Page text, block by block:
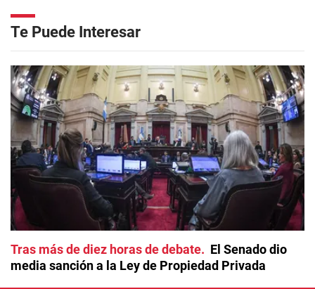
Te Puede Interesar
Tras más de diez horas de debate
El Senado dio
media sanción a la Ley de Propiedad Privada